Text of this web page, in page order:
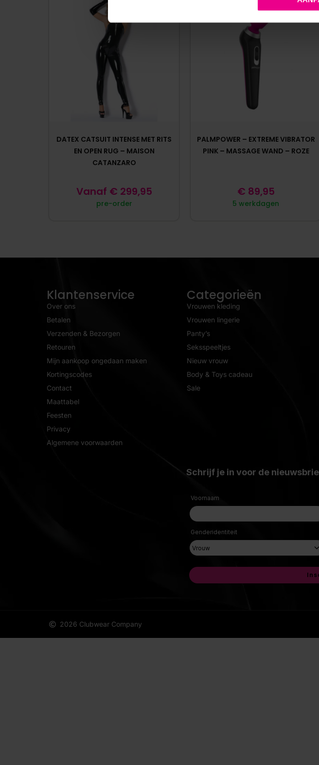
DATEX CATSUIT INTENSE MET RITS
EN OPEN RUG – MAISON
CATANZARO
pre-order
Vanaf € 299,95
PALMPOWER – EXTREME VIBRATOR
PINK – MASSAGE WAND – ROZE
5 werkdagen
€ 89,95
Klantenservice
Over ons
Betalen
Verzenden & Bezorgen
Retouren
Mijn aankoop ongedaan maken
Kortingscodes
Contact
Maattabel
Feesten
Privacy
Algemene voorwaarden
Categorieën
Vrouwen kleding
Vrouwen lingerie
Panty’s
Seksspeeltjes
Nieuw vrouw
Body & Toys cadeau
Sale
2026 Clubwear Company